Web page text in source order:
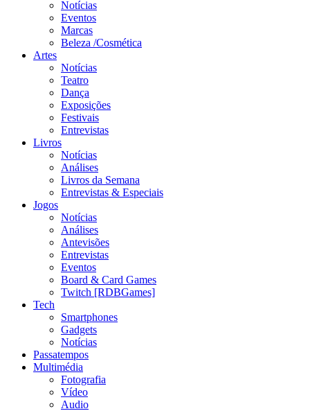
Notícias
Eventos
Marcas
Beleza /Cosmética
Artes
Notícias
Teatro
Dança
Exposições
Festivais
Entrevistas
Livros
Notícias
Análises
Livros da Semana
Entrevistas & Especiais
Jogos
Notícias
Análises
Antevisões
Entrevistas
Eventos
Board & Card Games
Twitch [RDBGames]
Tech
Smartphones
Gadgets
Notícias
Passatempos
Multimédia
Fotografia
Vídeo
Audio